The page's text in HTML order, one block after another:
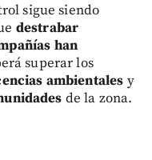
sigue siendo
destrabar
han
superar los
ambientales y
de la zona.